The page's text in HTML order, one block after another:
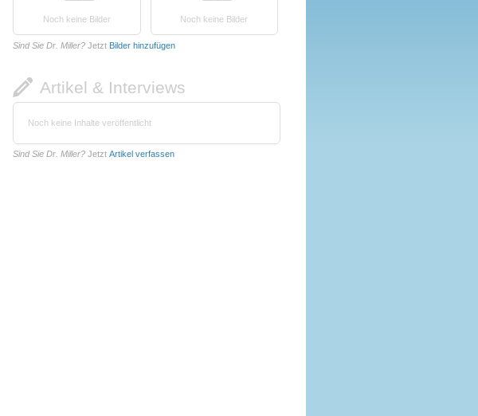
Noch keine Bilder Noch keine Bilder
Sind Sie Dr. Miller? Jetzt Bilder hinzufügen
Artikel & Interviews
Noch keine Inhalte veröffentlicht
Sind Sie Dr. Miller? Jetzt Artikel verfassen